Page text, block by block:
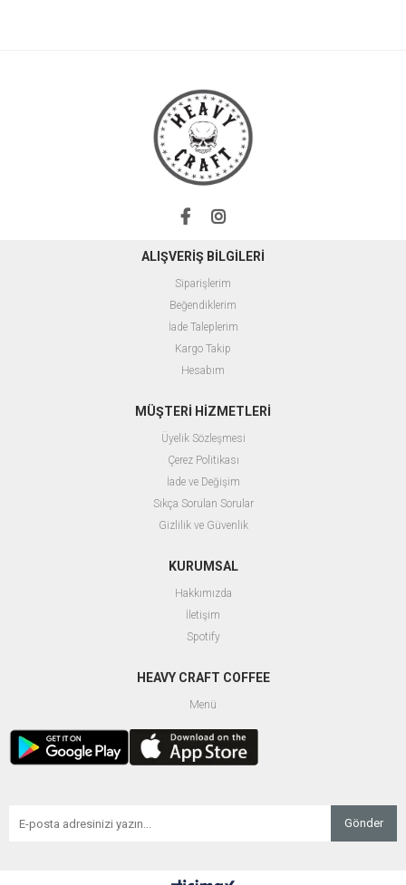
ALIŞVERİŞ BİLGİLERİ
Siparişlerim
Beğendiklerim
İade Taleplerim
Kargo Takip
Hesabım
MÜŞTERİ HİZMETLERİ
Üyelik Sözleşmesi
Çerez Politikası
İade ve Değişim
Sıkça Sorulan Sorular
Gizlilik ve Güvenlik
KURUMSAL
Hakkımızda
İletişim
Spotify
HEAVY CRAFT COFFEE
Menü
Gönder